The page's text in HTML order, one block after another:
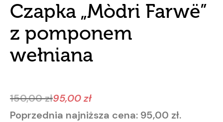
Czapka „Mòdri Farwë”
z pomponem
wełniana
150,00zł
Pierwotna
95,00zł
Aktualna
Poprzednia najniższa cena: 95,00 zł.